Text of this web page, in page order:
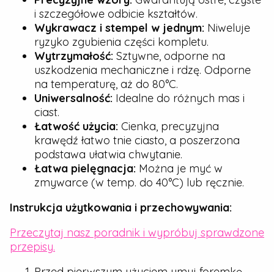
i szczegółowe odbicie kształtów.
Wykrawacz i stempel w jednym: Niweluje
ryzyko zgubienia części kompletu.
Wytrzymałość: Sztywne, odporne na
uszkodzenia mechaniczne i rdzę. Odporne
na temperaturę, aż do 80°C.
Uniwersalność: Idealne do różnych mas i
ciast.
Łatwość użycia: Cienka, precyzyjna
krawędź łatwo tnie ciasto, a poszerzona
podstawa ułatwia chwytanie.
Łatwa pielęgnacja: Można je myć w
zmywarce (w temp. do 40°C) lub ręcznie.
Instrukcja użytkowania i przechowywania:
Przeczytaj nasz poradnik i wypróbuj sprawdzone
przepisy.